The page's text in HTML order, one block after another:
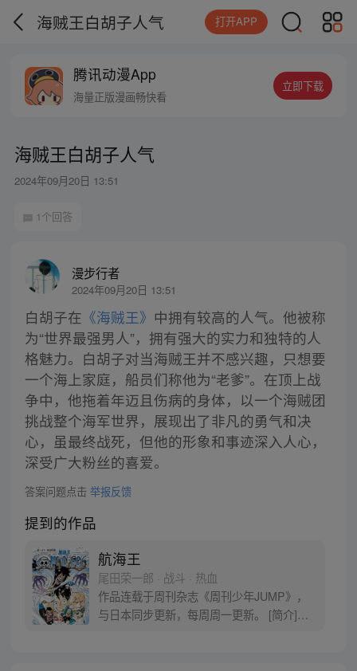
海贼王白胡子人气 打开APP
腾讯动漫App
海量正版漫画畅快看
立即下载
海贼王白胡子人气
2024年09月20日 13:51
1个回答
漫步行者
2024年09月20日 13:51
白胡子在 《海贼王》 中拥有较高的人气。他被称
为“世界最强男人”，拥有强大的实力和独特的人
格魅力。白胡子对当海贼王并不感兴趣，只想要
一个海上家庭，船员们称他为“老爹”。在顶上战
争中，他拖着年迈且伤病的身体，以一个海贼团
挑战整个海军世界，展现出了非凡的勇气和决
心，虽最终战死，但他的形象和事迹深入人心，
深受广大粉丝的喜爱。
答案问题点击 举报反馈
提到的作品
航海王
尾田荣一郎 · 战斗 · 热血
作品连载于周刊杂志《周刊少年JUMP》，
与日本同步更新，每周周一更新。 [简介]有